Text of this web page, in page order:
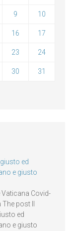
9 10
16 17
23 24
30 31
ed
e giusto
Covid-
post Il
ed
e giusto